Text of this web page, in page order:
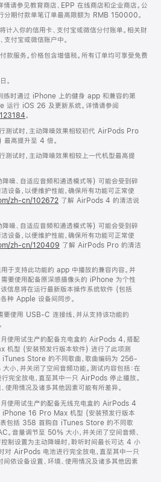
情请参见教育商店、EPP 在线商店和企业商店。公
分期付款单笔订单最高限额为 RMB 150000。
计入你的信用卡、支付宝或微信分付账单。相关财
支付宝或微信账户中。
款服务。价格包含增值税。所有订单均可享受免费
。
练时通过 iPhone 上的健身 app 和兼容的第
运行 iOS 26 及更新系统。详情请参阅
。
试时，主动降噪效果相较初代 AirPods Pro
高提升至 4 倍。
试时，主动降噪效果相较上一代机型最高提
噪、自适应音频和通透模式等) 可能会受到碎
设备，以便维护性能，确保所有功能可正常使
zh-cn/102672 了解 AirPods 4 的清洁说
噪、自适应音频和通透模式等) 可能会受到碎
设备，以便维护性能，确保所有功能可正常使
zh-cn/120409 了解 AirPods Pro 的清洁
于支持此功能的 app 中播放的兼容内容。并
需要使用配备原深感摄像头的 iPhone 为个性
信息将在运行最新版本操作系统软件 (包括
种 Apple 设备间同步。
要使用 USB-C 连接线，并从支持该功能的
用试生产的配备充电盒的 AirPods 4，搭配
型 (安装预发行版本软件) 进行了此项测
iTunes Store 的不同歌曲，歌曲编码为 256-
小，并关闭了空间音频功能。测试内容包括：在
完全放电，直至其中一只 AirPods 停止播放。
使用情况及诸多其他因素可能有所差异。
用试生产的配备无线充电盒的 AirPods 4
iPhone 16 Pro Max 机型 (安装预发行版本
表包括 358 首购自 iTunes Store 的不同歌
音量调节至 50% 大小，并关闭了空间音频、
制设置为主动降噪时，聆听时间最长可达 4 小
对 AirPods 电池进行完全放电，直至其中一只
依设备设置、环境、使用情况及诸多其他因素